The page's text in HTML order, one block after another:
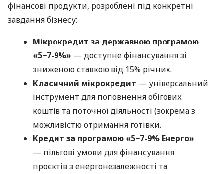
фінансові продукти, розроблені під конкретні
завдання бізнесу:
Мікрокредит за державною програмою
«5−7-9%» — доступне фінансування зі
зниженою ставкою від 15% річних.
Класичний мікрокредит — універсальний
інструмент для поповнення обігових
коштів та поточної діяльності (зокрема з
можливістю отримання готівки.
Кредит за програмою «5−7-9% Енерго»
— пільгові умови для фінансування
проєктів з енергонезалежності та